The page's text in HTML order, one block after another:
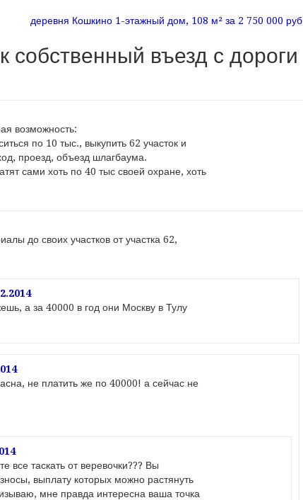
деревня Кошкино 1-этажный дом, 108 м² за 2 750 000 руб
собственный въезд с дороги
возможность:
по 10 тыс., выкупить 62 участок и
проезд, объезд шлагбаума.
сами хоть по 40 тыс своей охране, хоть
до своих участков от участка 62,
а за 40000 в год они Москву в Тулу
не платить же по 40000! а сейчас не
все таскать от веревочки??? Вы
выплату которых можно растянуть
мне правда интересна ваша точка